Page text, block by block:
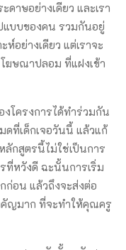
าษอย่างเดียว และเรา
บบของคน รวมกันอยู่
อย่างเดียว แต่เราจะ
ฆษณาปลอม ที่แฝงเข้า
โครงการได้ทำร่วมกัน
ดที่เด็กเจอวันนี้ แล้วแก้
กสูตรนี้ไม่ใช่เป็นการ
ที่หวังดี ฉะนั้นการเริ่ม
ก่อน แล้วถึงจะส่งต่อ
คัญมาก ที่จะทำให้คุณครู